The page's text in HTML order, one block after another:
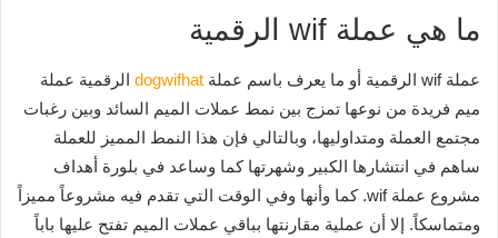
ما هي عملة wif الرقمية
عملة wif الرقمية أو ما يعرف باسم عملة dogwifhat الرقمية عملة
ميم فريدة من نوعها تمزج بين نمط عملات الميم السائد وبين رغبات
مجتمع العملة ومتداوليها، وبالتالي فإن هذا النمط المميز للعملة
ساهم في انتشارها الكبير وشهرتها كما وساعد في بلورة أهداف
مشروع عملة wif. كما وأنها وفي الوقت التي تقدم فيه مشروعاً مميزاً
ومتماسكاً. إلا أن عملية مقارنتها بباقي عملات الميم تفتح عليها باباً